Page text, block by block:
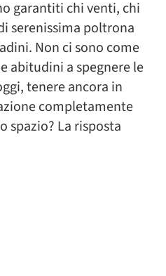
garantiti chi venti, chi
serenissima poltrona
Non ci sono come
abitudini a spegnere le
tenere ancora in
completamente
spazio? La risposta